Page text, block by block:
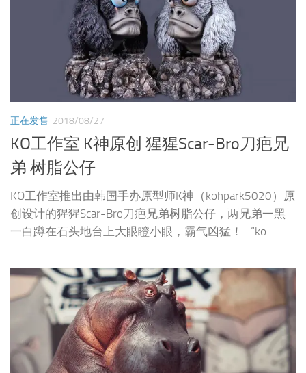
正在发售 2018/08/27
KO工作室 K神原创 猩猩Scar-Bro刀疤兄
弟 树脂公仔
KO工作室推出由韩国手办原型师K神（kohpark5020）原
创设计的猩猩Scar-Bro刀疤兄弟树脂公仔，两兄弟一黑
一白蹲在石头地台上大眼瞪小眼，霸气凶猛！ “ko...